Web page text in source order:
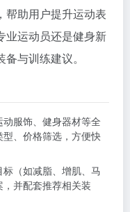
帮助用户提升运动表
业运动员还是健身新
与训练建议。
动服饰、健身器材等全
、价格筛选，方便快
标（如减脂、增肌、马
并配套推荐相关装